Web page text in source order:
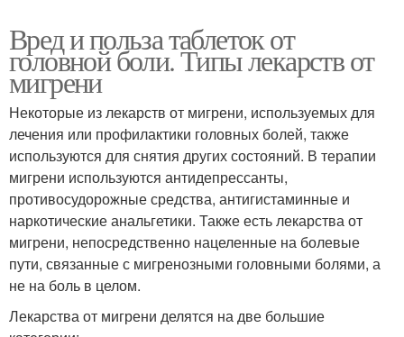
Вред и польза таблеток от
головной боли. Типы лекарств от
мигрени
Некоторые из лекарств от мигрени, используемых для
лечения или профилактики головных болей, также
используются для снятия других состояний. В терапии
мигрени используются антидепрессанты,
противосудорожные средства, антигистаминные и
наркотические анальгетики. Также есть лекарства от
мигрени, непосредственно нацеленные на болевые
пути, связанные с мигренозными головными болями, а
не на боль в целом.
Лекарства от мигрени делятся на две большие